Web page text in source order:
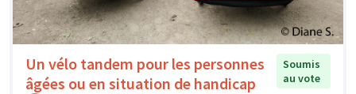
Un vélo tandem pour les personnes
âgées ou en situation de handicap
Soumis
au vote